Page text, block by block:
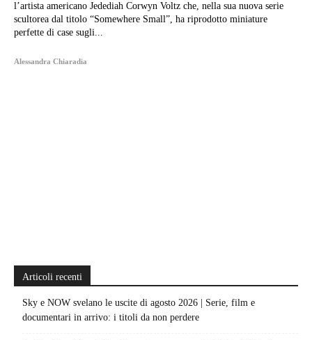
l’artista americano Jedediah Corwyn Voltz che, nella sua nuova serie
scultorea dal titolo “Somewhere Small”, ha riprodotto miniature
perfette di case sugli...
Alessandra Chiaradia
Articoli recenti
Sky e NOW svelano le uscite di agosto 2026 | Serie, film e
documentari in arrivo: i titoli da non perdere